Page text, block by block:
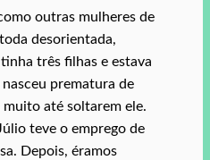
outras mulheres de
desorientada,
três filhas e estava
prematura de
muito até soltarem ele.
teve o emprego de
Depois, éramos